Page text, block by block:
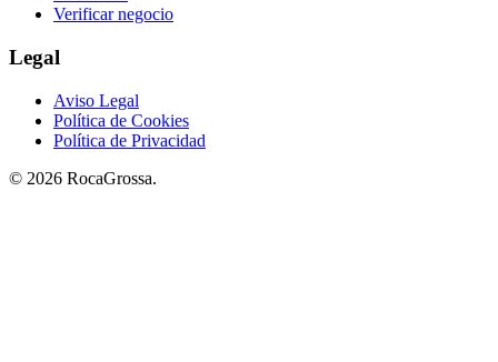
Verificar negocio
Legal
Aviso Legal
Política de Cookies
Política de Privacidad
© 2026 RocaGrossa.